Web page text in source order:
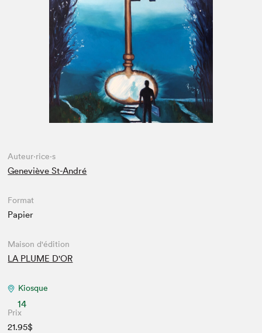
Espace médias
Auteur·rice·s
Geneviève St-André
Format
Papier
Maison d'édition
LA PLUME D'OR
Kiosque
14
Prix
21.95$